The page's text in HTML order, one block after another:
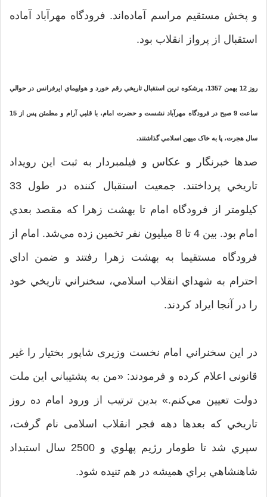
و پخش مستقيم مراسم آماده‌اند. فرودگاه مهرآباد آماده
استقبال از پرواز انقلاب بود.
روز 12 بهمن 1357، پرشکوه ترين استقبال تاريخي رقم خورد و هواپيماي ايرفرانس در حوالي
ساعت 9 صبح در فرودگاه مهرآباد نشست و حضرت امام، با قلبي آرام و مطمئن پس از 15
سال هجرت، پا به خاک ميهن اسلامي گذاشتند.
صدها خبرنگار و عکاس و فيلمبردار به ثبت اين رويداد
تاريخي پرداختند. جمعيت استقبال کننده در طول 33
کيلومتر از فرودگاه امام تا بهشت زهرا که مقصد بعدي
امام بود. بين 4 تا 8 ميليون نفر تخمين زده مي‌شد. امام از
فرودگاه مستقيما به بهشت زهرا رفتند و ضمن اداي
احترام به شهداي انقلاب اسلامي، سخنراني تاريخي خود
را در آنجا ايراد کردند.
در اين سخنراني امام نخست وزیری شاپور بختیار را غیر
قانونی اعلام کرده و فرمودند: «من به پشتيباني اين ملت
دولت تعيين مي‌کنم.»‌ بدين ترتيب از ورود امام ده روز
تاريخي که بعدها دهه فجر انقلاب اسلامی نام گرفت،
سپري شد تا طومار رژيم پهلوي و 2500 سال استبداد
شاهنشاهي براي هميشه در هم تنيده شود.